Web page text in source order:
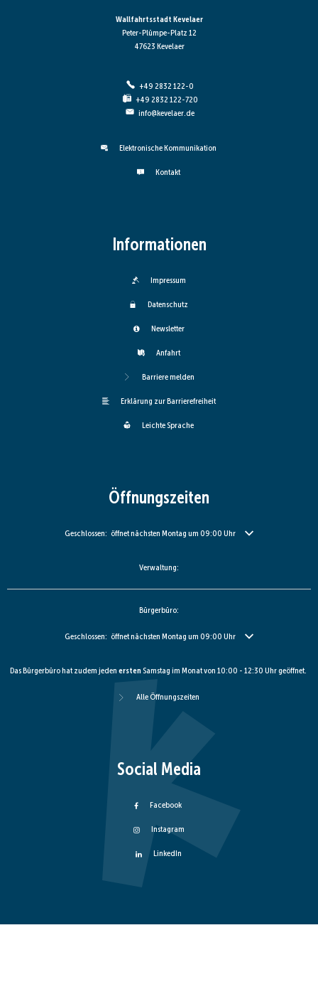
Wallfahrtsstadt Kevelaer
Peter-Plümpe-Platz 12
47623 Kevelaer
+49 2832 122-0
+49 2832 122-720
info@kevelaer.de
Elektronische Kommunikation
Kontakt
Informationen
Impressum
Datenschutz
Newsletter
Anfahrt
Barriere melden
Erklärung zur Barrierefreiheit
Leichte Sprache
Öffnungszeiten
Klicken, um weitere Öffnungs- oder Schließzeiten auszublenden
Geschlossen: öffnet nächsten Montag um 09:00 Uhr
Verwaltung:
Bürgerbüro:
Klicken, um weitere Öffnungs- oder Schließzeiten auszublenden
Geschlossen: öffnet nächsten Montag um 09:00 Uhr
Das Bürgerbüro hat zudem jeden erstenSamstag im Monat von 10:00 - 12:30 Uhr geöffnet.
Alle Öffnungszeiten
Social Media
Facebook
Instagram
LinkedIn